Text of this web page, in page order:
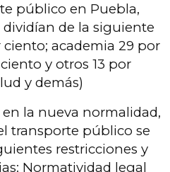
público en Puebla,
dividían de la siguiente
academia 29 por
y otros 13 por
y demás)
la nueva normalidad,
transporte público se
restricciones y
Normatividad legal